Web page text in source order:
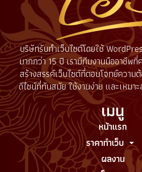
บริษัทรับทำเว็บไซต์โดยใช้
มากกว่า 15 ปี เรามีทีมงานมืออาชีพ
สร้างสรรค์เว็บไซต์ที่ตอบโจทย์ความ
ดีไซน์ที่ทันสมัย ใช้งานง่าย และเหมา
เมนู
หน้าแรก
ราคาทำเว็บ
ผลงาน